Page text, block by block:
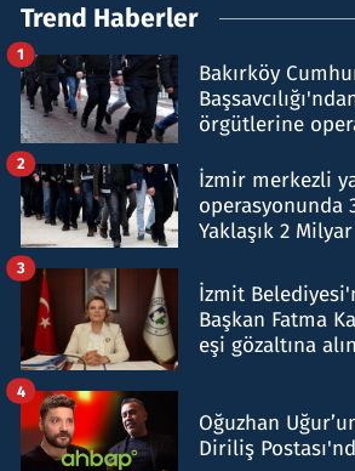
Trend Haberler
Bakırköy
örgütlerine
1
İzmir merkezli
operasyonunda
Yaklaşık 2
2
İzmit
Başkan Fatma
eşi gözaltına
3
Oğuzhan
Diriliş
4